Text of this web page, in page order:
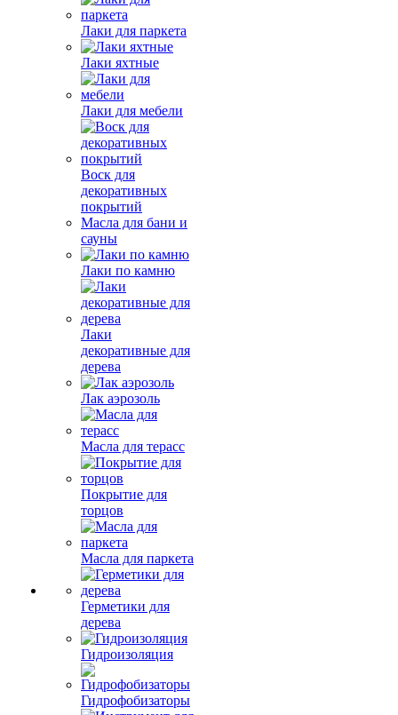
Лаки для паркета
Лаки яхтные
Лаки для мебели
Воск для
декоративных
покрытий
Масла для бани и
сауны
Лаки по камню
Лаки
декоративные для
дерева
Лак аэрозоль
Масла для терасс
Покрытие для
торцов
Масла для паркета
Герметики для
дерева
Гидроизоляция
Гидрофобизаторы